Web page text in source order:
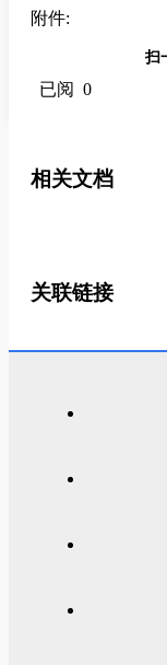
附件:
扫
已阅 0
相关文档
关联链接